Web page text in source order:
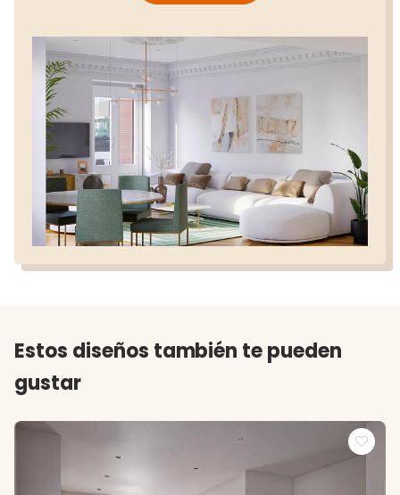
Estos diseños también te pueden
gustar